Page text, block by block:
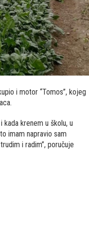
i motor “Tomos”, kojeg
krenem u školu, u
imam napravio sam
i radim”, poručuje